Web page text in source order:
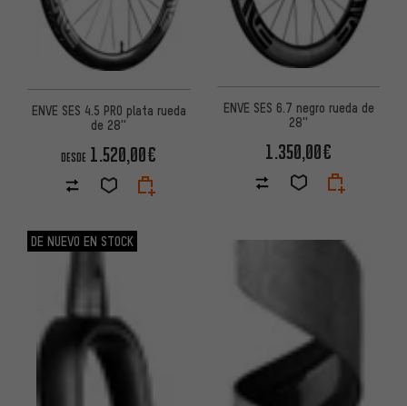
ENVE SES 4.5 PRO plata rueda
de 28''
DESDE 1.520,00€
ENVE SES 6.7 negro rueda de
28''
1.350,00€
DE NUEVO EN STOCK